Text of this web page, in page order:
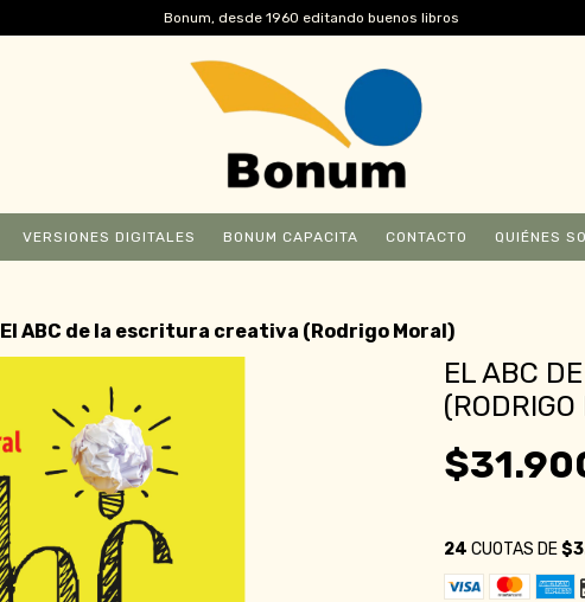
Bonum, desde 1960 editando buenos libros
VERSIONES DIGITALES BONUM CAPACITA CONTACTO QUIÉNES
El ABC de la escritura creativa (Rodrigo Moral)
EL ABC
24 CUOTAS DE